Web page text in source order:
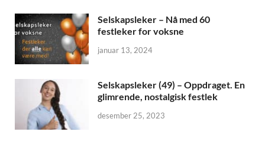
Selskapsleker – Nå med 60
festleker for voksne
januar 13, 2024
Selskapsleker (49) – Oppdraget. En
glimrende, nostalgisk festlek
desember 25, 2023